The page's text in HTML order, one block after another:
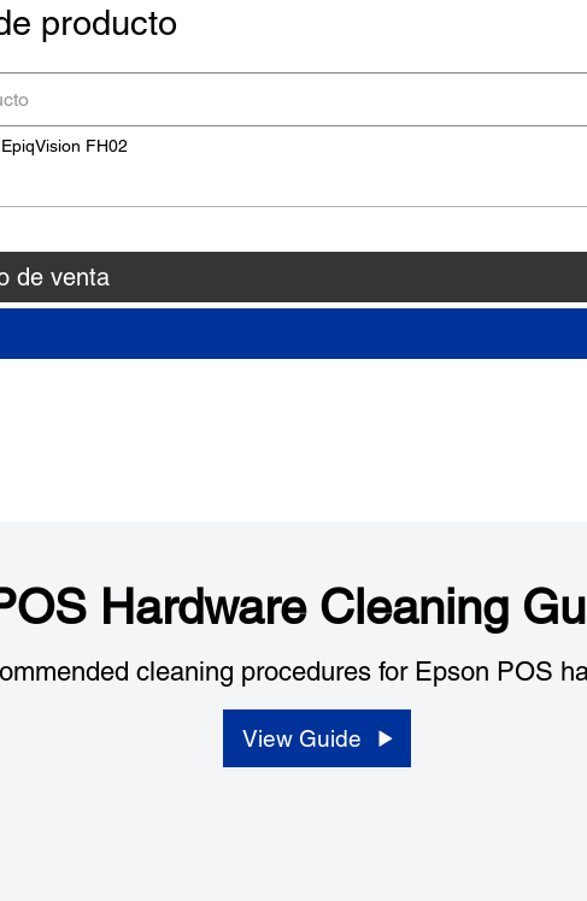
producto
FH02
de venta
Hardware Cleaning
cleaning procedures for Epson POS
View Guide